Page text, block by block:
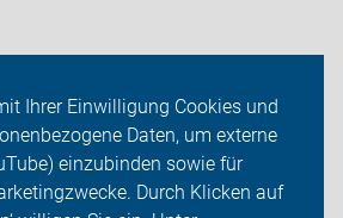
Ihrer Einwilligung Cookies und
Daten, um externe
einzubinden sowie für
Durch Klicken auf